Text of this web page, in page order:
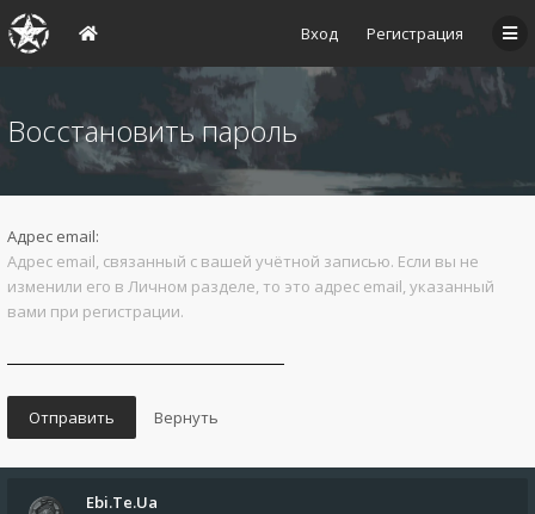
Вход Регистрация
Восстановить пароль
Адрес email:
Адрес email, связанный с вашей учётной записью. Если вы не
изменили его в Личном разделе, то это адрес email, указанный
вами при регистрации.
Ebi.Te.Ua